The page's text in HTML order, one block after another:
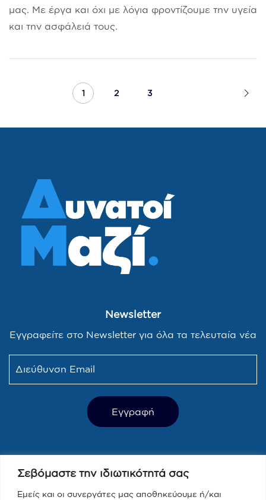
Σεβόμαστε την ιδιωτικότητά σας
Εμείς και οι συνεργάτες μας αποθηκεύουμε ή/και
μας. Με έργα και όχι με λόγια φροντίζουμε την υγεία
και την ασφάλειά τους.
1 2 3
Newsletter
Εγγραφείτε στο Newsletter για όλα τα τελευταία νέα
Παραπολιτικά 90.1 / Δημήτρης
Τάκης, Χριστίνα Κοραή